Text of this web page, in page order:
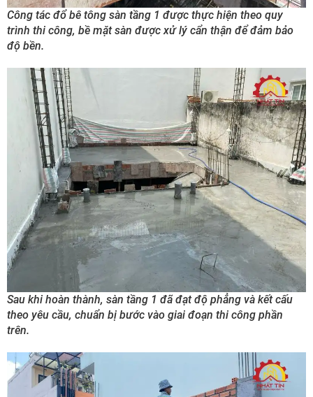
Công tác đổ bê tông sàn tầng 1 được thực hiện theo quy
trình thi công, bề mặt sàn được xử lý cẩn thận để đảm bảo
độ bền.
Sau khi hoàn thành, sàn tầng 1 đã đạt độ phẳng và kết cấu
theo yêu cầu, chuẩn bị bước vào giai đoạn thi công phần
trên.